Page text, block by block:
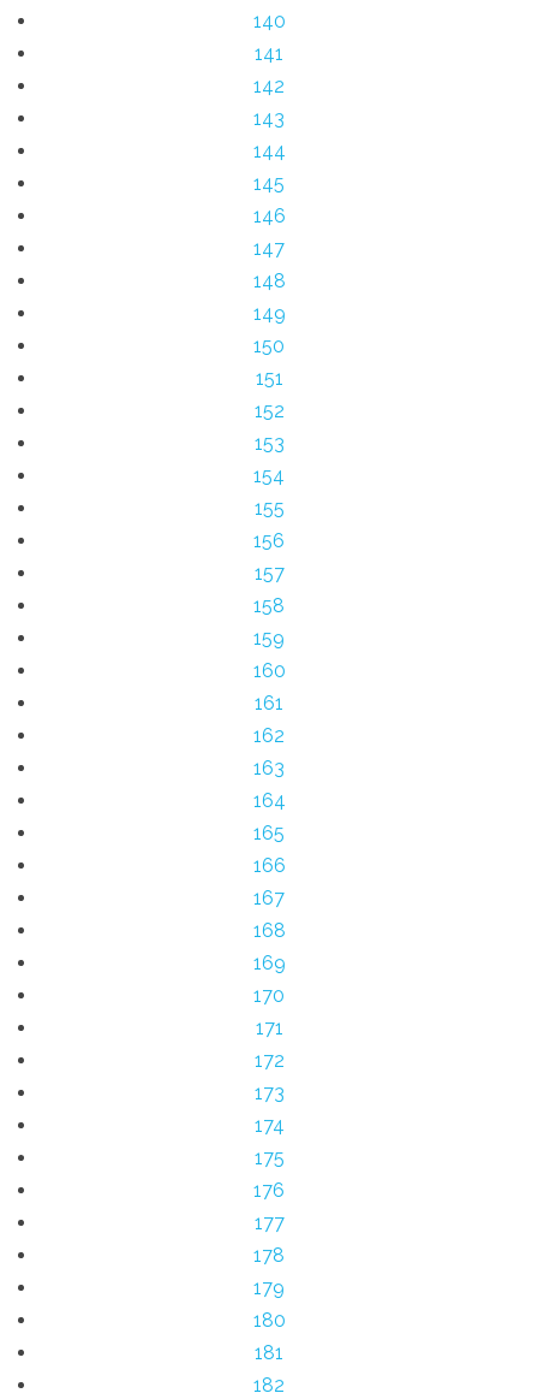
140
141
142
143
144
145
146
147
148
149
150
151
152
153
154
155
156
157
158
159
160
161
162
163
164
165
166
167
168
169
170
171
172
173
174
175
176
177
178
179
180
181
182